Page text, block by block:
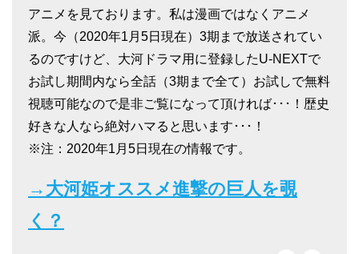
アニメを見ております。私は漫画ではなくアニメ
派。今（2020年1月5日現在）3期まで放送されてい
るのですけど、大河ドラマ用に登録したU-NEXTで
お試し期間内なら全話（3期まで全て）お試しで無料
視聴可能なので是非ご覧になって頂ければ･･･！歴史
好きな人なら絶対ハマると思います･･･！
※注：2020年1月5日現在の情報です。
→大河姫オススメ進撃の巨人を覗
く？